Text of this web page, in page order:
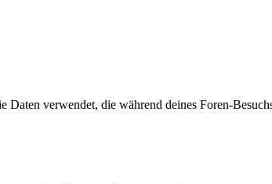
verwendet, die während deines Foren-